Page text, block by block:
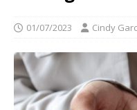
01/07/2023 Cindy